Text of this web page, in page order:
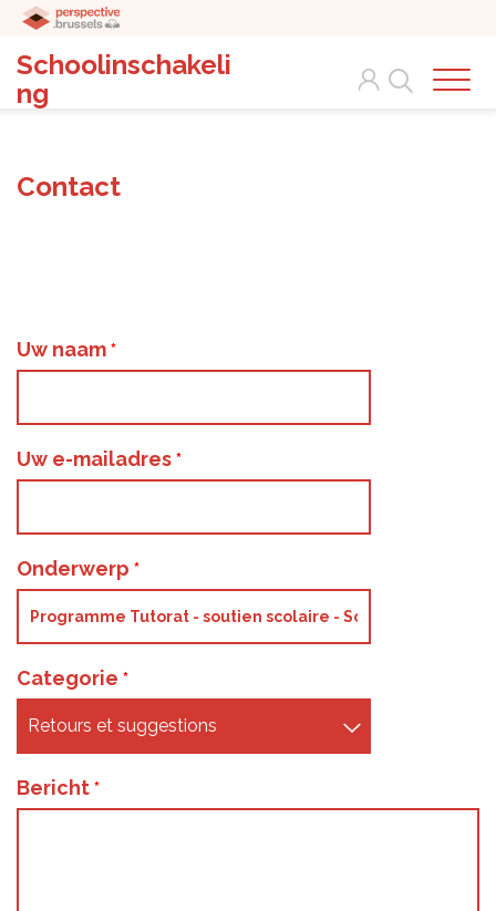
Schoolinschakeli
ng
Search
Contact
Uw naam
Uw e-mailadres
Onderwerp
Categorie
Bericht